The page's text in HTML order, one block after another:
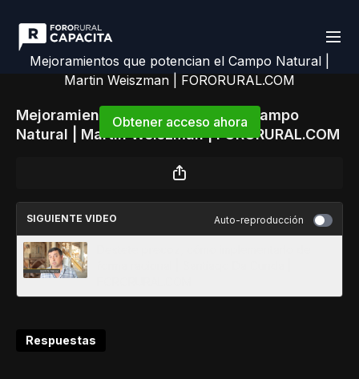
Mejoramientos que potencian el Campo Natural |
Martin Weiszman | FORORURAL.COM
Obtener acceso ahora
iniciar sesiónpara continuar
Mejoramientos que potencian el Campo
Natural | Martin Weiszman | FORORURAL.COM
SIGUIENTE VIDEO Auto-reproducción
Respuestas